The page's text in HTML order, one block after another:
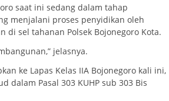
saat ini sedang dalam tahap
menjalani proses penyidikan oleh
di sel tahanan Polsek Bojonegoro Kota.
jelasnya.
ke Lapas Kelas IIA Bojonegoro kali ini,
Pasal 303 KUHP sub 303 Bis